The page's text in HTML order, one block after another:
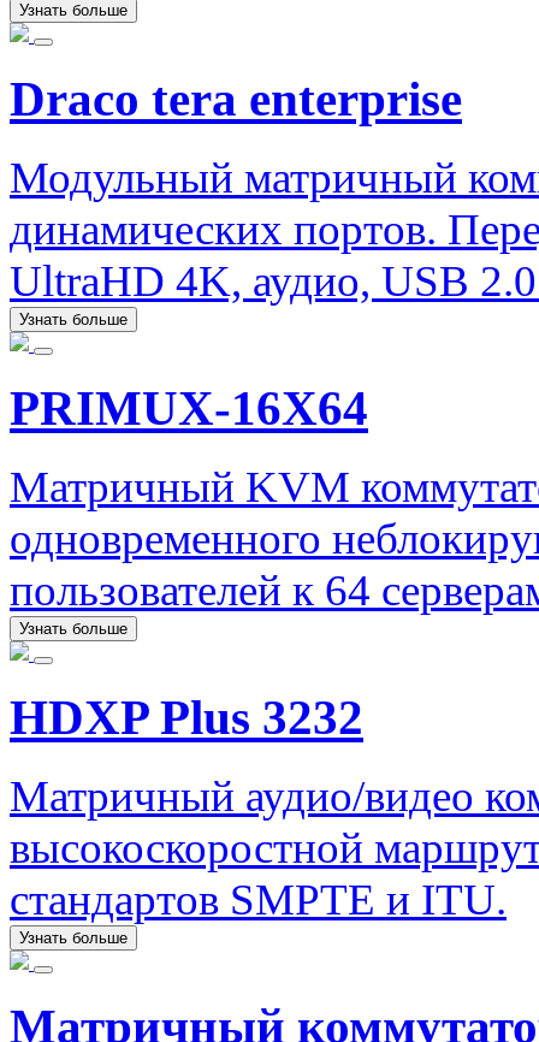
Узнать больше
Draco tera enterprise
Модульный матричный
динамических портов.
UltraHD 4K, аудио, USB
Узнать больше
PRIMUX-16X64
Матричный KVM
одновременного
пользователей к 64
Узнать больше
HDXP Plus 3232
Матричный аудио/видео
высокоскоростной
стандартов SMPTE и ITU.
Узнать больше
Матричный